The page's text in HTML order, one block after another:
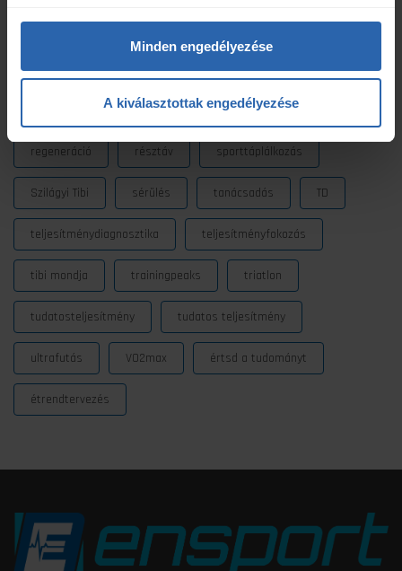
Minden engedélyezése
A kiválasztottak engedélyezése
laktátmérés MLSS nutrium Prémium
Prémium edzéstervezés pulzus pályateszt
regeneráció résztáv sporttáplálkozás
Szilágyi Tibi sérülés tanácsadás TD
teljesítménydiagnosztika teljesítményfokozás
tibi mondja trainingpeaks triatlon
tudatosteljesítmény tudatos teljesítmény
ultrafutás VO2max értsd a tudományt
étrendtervezés